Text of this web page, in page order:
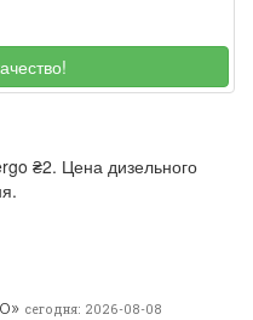
₴2. Цена дизельного
сегодня: 2026-08-08